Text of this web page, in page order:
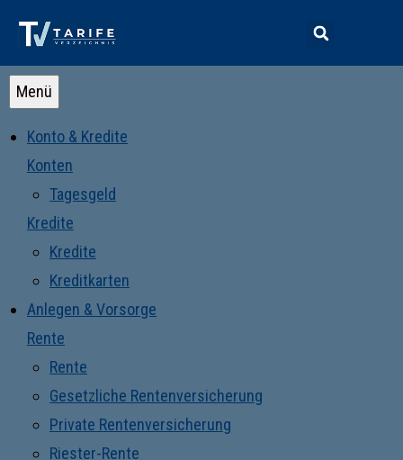
Menü
Konto & Kredite
Konten
Tagesgeld
Kredite
Kredite
Kreditkarten
Anlegen & Vorsorge
Rente
Rente
Gesetzliche Rentenversicherung
Private Rentenversicherung
Riester-Rente